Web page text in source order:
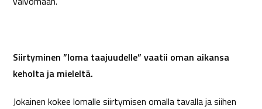
Siirtyminen ”loma taajuudelle” vaatii oman aikansa
keholta ja mieleltä.
Jokainen kokee lomalle siirtymisen omalla tavalla ja siihen